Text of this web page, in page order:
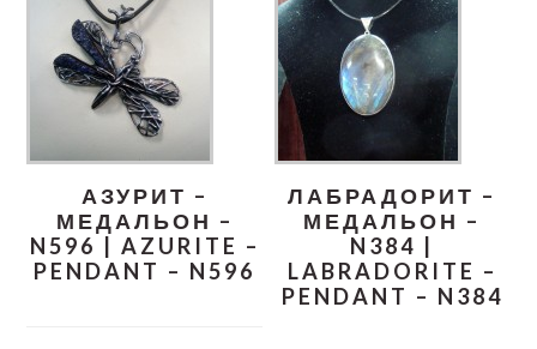
АЗУРИТ –
МЕДАЛЬОН –
N596 | AZURITE –
PENDANT – N596
ЛАБРАДОРИТ –
МЕДАЛЬОН –
N384 |
LABRADORITE –
PENDANT – N384